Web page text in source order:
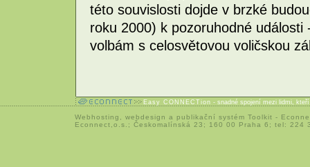
této souvislosti dojde v brzké
roku 2000) k pozoruhodné
volbám s celosvětovou voličskou
Easy CONNECTion - snadné spojení mezi lidmi,
Webhosting webdesign a publikační systém Toolkit -
Econnect,o.s.; Českomalínská 23; 160 00 Praha 6; tel: 224